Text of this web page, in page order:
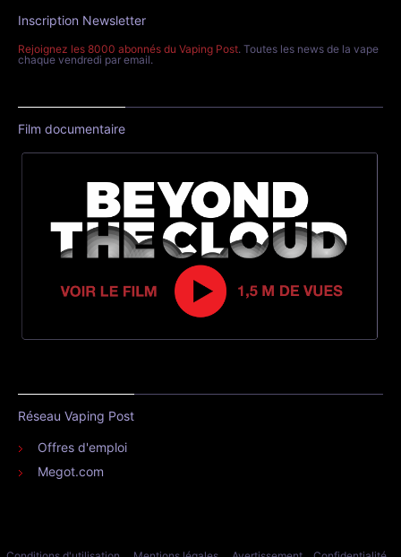
Inscription Newsletter
Rejoignez les 8000 abonnés du Vaping Post. Toutes les news de la vape
chaque vendredi par email.
Film documentaire
Réseau Vaping Post
Offres d'emploi
Megot.com